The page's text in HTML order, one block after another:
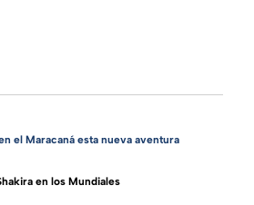
el Maracaná esta nueva aventura
en los Mundiales